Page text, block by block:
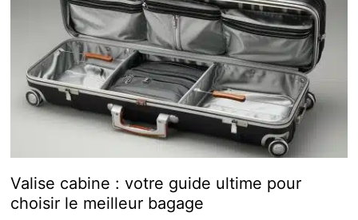
Valise cabine : votre guide ultime pour
choisir le meilleur bagage